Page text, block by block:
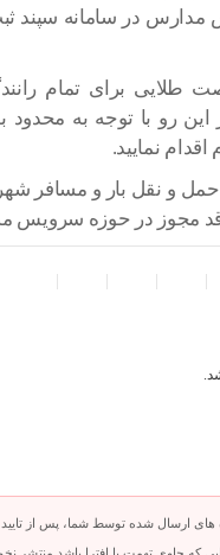
طلایی برای تمام
این رو با توجه به
نمایید.
و نقل بار و مسافر
فاقد مجوز در حوزه
های ارسال شده توسط شما، پس از